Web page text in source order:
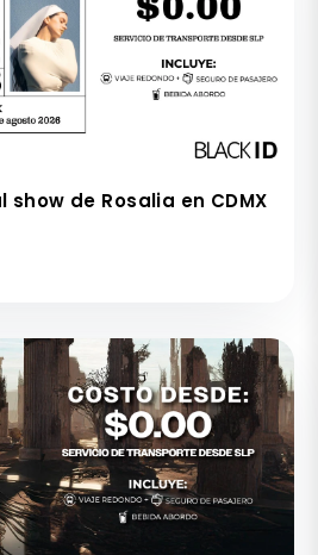
show de Rosalia en CDMX